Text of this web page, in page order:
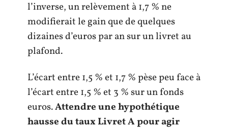
l’inverse, un relèvement à 1,7 % ne
modifierait le gain que de quelques
dizaines d’euros par an sur un livret au
plafond.
L’écart entre 1,5 % et 1,7 % pèse peu face à
l’écart entre 1,5 % et 3 % sur un fonds
euros.Attendre une hypothétique
hausse du taux Livret A pour agir